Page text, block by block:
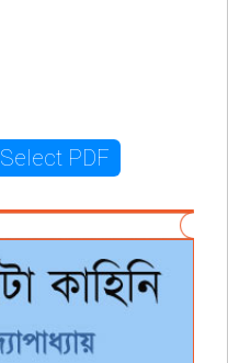
Select PDF